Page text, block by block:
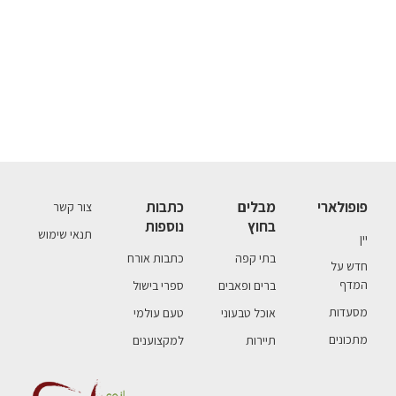
פופולארי
יין
חדש על
המדף
מסעדות
מתכונים
מבלים
בחוץ
בתי קפה
ברים ופאבים
אוכל טבעוני
תיירות
כתבות
נוספות
כתבות אורח
ספרי בישול
טעם עולמי
למקצוענים
צור קשר
תנאי שימוש